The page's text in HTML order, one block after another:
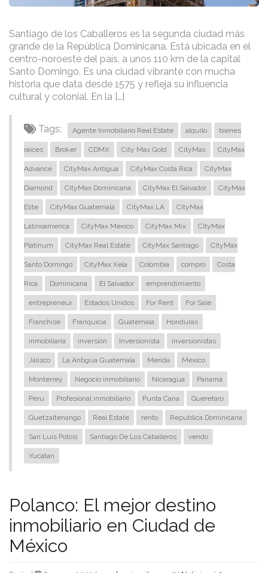
Santiago de los Caballeros es la segunda ciudad más
grande de la República Dominicana. Está ubicada en el
centro-noroeste del país, a unos 110 km de la capital
Santo Domingo. Es una ciudad vibrante con mucha
historia que data desde 1575 y refleja su influencia
cultural y colonial. En la […]
Tags: Agente Inmobiliario Real Estate alquilo bienes
raices Broker CDMX City Max Gold CityMax CityMax
Advance CityMax Antigua CityMax Costa Rica CityMax
Diamond CityMax Dominicana CityMax El Salvador CityMax
Elite CityMax Guatemala CityMax LA CityMax
Latinoamerica CityMax Mexico CityMax Mix CityMax
Platinum CityMax Real Estate CityMax Santiago CityMax
Santo Domingo CityMax Xela Colombia compro Costa
Rica Dominicana El Salvador emprendimiento
entrepreneur Estados Unidos For Rent For Sale
Franchise Franquicia Guatemala Honduras
inmobiliaria inversión Inversionista inversionistas
Jalisco La Antigua Guatemala Merida Mexico
Monterrey Negocio inmobiliario Nicaragua Panamá
Peru Profesional inmobiliario Punta Cana Queretaro
Quetzaltenango Real Estate rento Republica Dominicana
San Luis Potosi Santiago De Los Caballeros vendo
Yucatan
Polanco: El mejor destino
inmobiliario en Ciudad de
México